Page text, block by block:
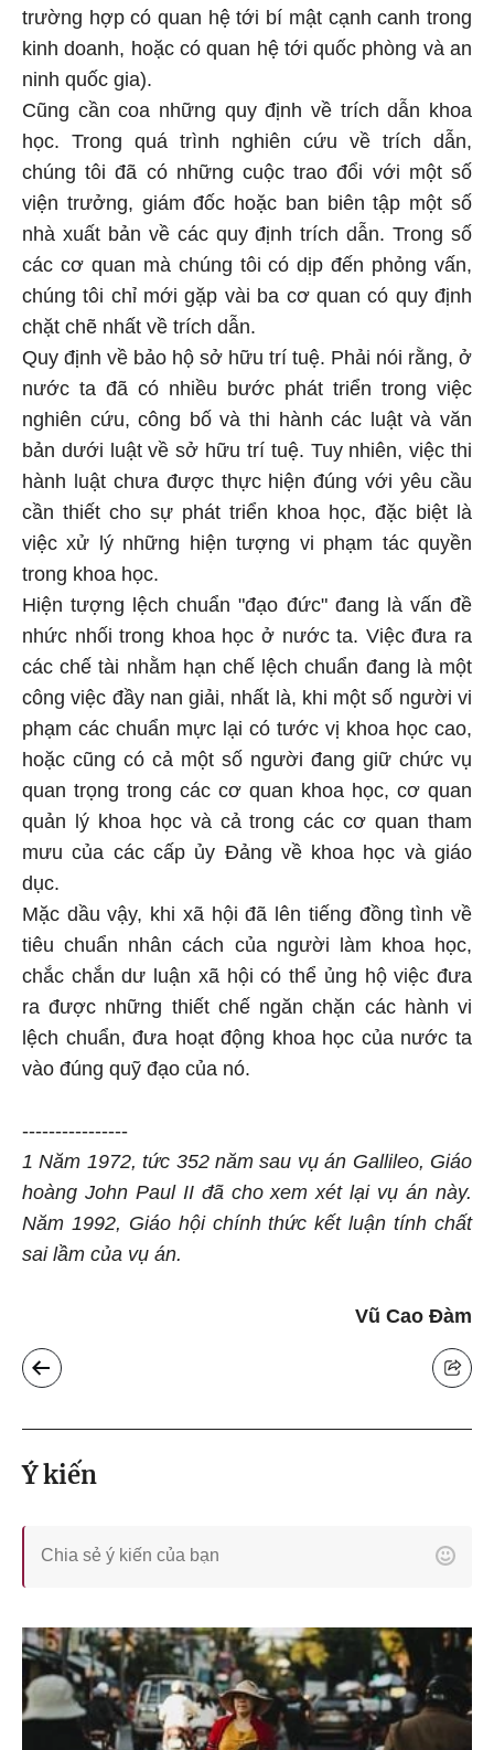
trường hợp có quan hệ tới bí mật cạnh canh trong
kinh doanh, hoặc có quan hệ tới quốc phòng và an
ninh quốc gia).
Cũng cần coa những quy định về trích dẫn khoa
học. Trong quá trình nghiên cứu về trích dẫn,
chúng tôi đã có những cuộc trao đổi với một số
viện trưởng, giám đốc hoặc ban biên tập một số
nhà xuất bản về các quy định trích dẫn. Trong số
các cơ quan mà chúng tôi có dịp đến phỏng vấn,
chúng tôi chỉ mới gặp vài ba cơ quan có quy định
chặt chẽ nhất về trích dẫn.
Quy định về bảo hộ sở hữu trí tuệ. Phải nói rằng, ở
nước ta đã có nhiều bước phát triển trong việc
nghiên cứu, công bố và thi hành các luật và văn
bản dưới luật về sở hữu trí tuệ. Tuy nhiên, việc thi
hành luật chưa được thực hiện đúng với yêu cầu
cần thiết cho sự phát triển khoa học, đặc biệt là
việc xử lý những hiện tượng vi phạm tác quyền
trong khoa học.
Hiện tượng lệch chuẩn "đạo đức" đang là vấn đề
nhức nhối trong khoa học ở nước ta. Việc đưa ra
các chế tài nhằm hạn chế lệch chuẩn đang là một
công việc đầy nan giải, nhất là, khi một số người vi
phạm các chuẩn mực lại có tước vị khoa học cao,
hoặc cũng có cả một số người đang giữ chức vụ
quan trọng trong các cơ quan khoa học, cơ quan
quản lý khoa học và cả trong các cơ quan tham
mưu của các cấp ủy Đảng về khoa học và giáo
dục.
Mặc dầu vậy, khi xã hội đã lên tiếng đồng tình về
tiêu chuẩn nhân cách của người làm khoa học,
chắc chắn dư luận xã hội có thể ủng hộ việc đưa
ra được những thiết chế ngăn chặn các hành vi
lệch chuẩn, đưa hoạt động khoa học của nước ta
vào đúng quỹ đạo của nó.
----------------
1 Năm 1972, tức 352 năm sau vụ án Gallileo, Giáo
hoàng John Paul II đã cho xem xét lại vụ án này.
Năm 1992, Giáo hội chính thức kết luận tính chất
sai lầm của vụ án.
Vũ Cao Đàm
Ý kiến